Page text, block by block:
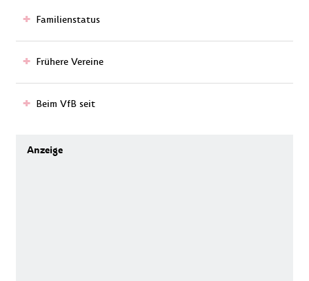
Familienstatus
Frühere Vereine
Beim VfB seit